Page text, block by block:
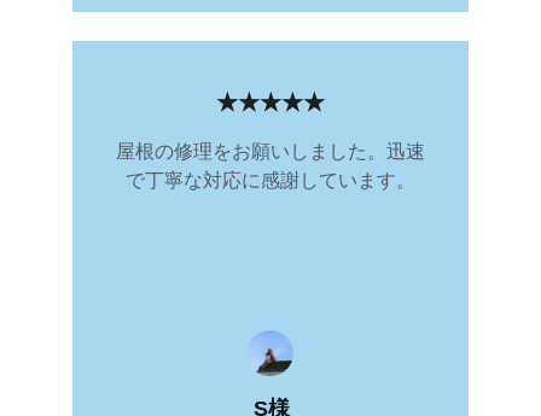
屋根の修理をお願いしました。迅速
で丁寧な対応に感謝しています。
S様
★★★★★